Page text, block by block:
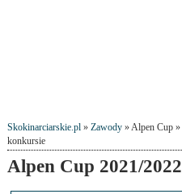
Skokinarciarskie.pl» Zawody» Alpen Cup »
konkursie
Alpen Cup 2021/2022